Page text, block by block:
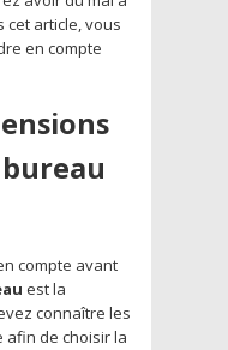
cet article, vous
en compte
compte avant
est la
connaître les
afin de choisir la